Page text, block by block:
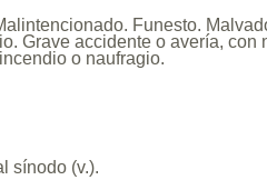
Funesto.
Grave accidente o avería, con
o naufragio.
sínodo (v.).